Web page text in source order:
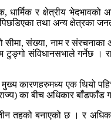
र क्षेत्रीय भेदभावको
तथा अन्य क्षेत्रका
संख्या, नाम र संरचनाका
टुङ्गो संविधानसभाले गर्नेछ
कारणहरुमध्य एक थियो
का बीच अधिकार बाँडफाँड
तहको बनाएको छ । र